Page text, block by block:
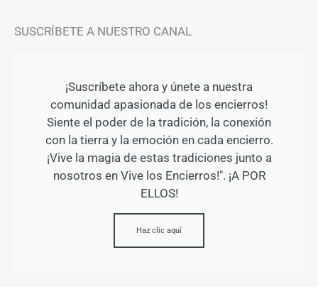
SUSCRÍBETE A NUESTRO CANAL
¡Suscríbete ahora y únete a nuestra
comunidad apasionada de los encierros!
Siente el poder de la tradición, la conexión
con la tierra y la emoción en cada encierro.
¡Vive la magia de estas tradiciones junto a
nosotros en Vive los Encierros!". ¡A POR
ELLOS!
Haz clic aquí